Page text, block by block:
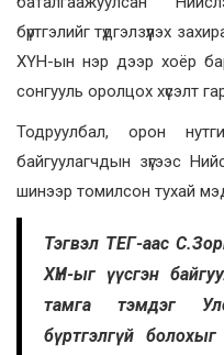
бүртгэлийг түдгэлзүүлэх
ХҮН-ын нэр дээр хоёр
сонгууль оролцох хүсэлт
Тодруулбал, орон
байгуулагчдын зүгээс
шинээр томилсон тухай
Тэгвэл ТЕГ-аас
ХҮН-ыг үүсгэн
тамга тэмдэг
бүртгэлгүй